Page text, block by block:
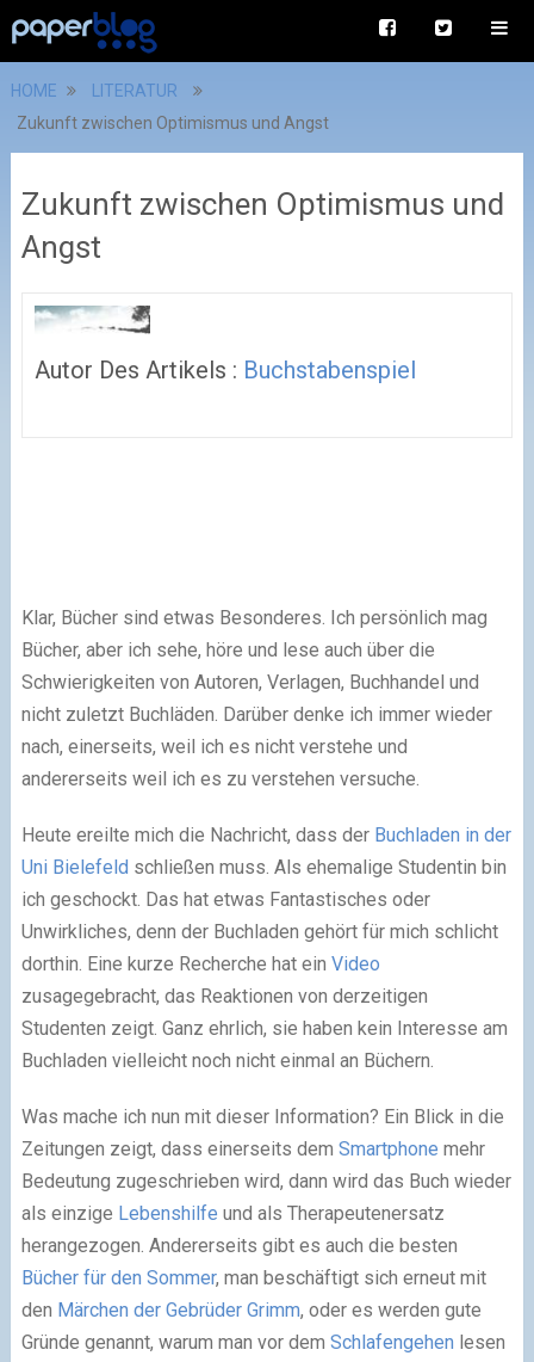
HOME
LITERATUR
Zukunft zwischen Optimismus und Angst
Zukunft zwischen Optimismus und
Angst
Autor Des Artikels : Buchstabenspiel
Klar, Bücher sind etwas Besonderes. Ich persönlich mag
Bücher, aber ich sehe, höre und lese auch über die
Schwierigkeiten von Autoren, Verlagen, Buchhandel und
nicht zuletzt Buchläden. Darüber denke ich immer wieder
nach, einerseits, weil ich es nicht verstehe und
andererseits weil ich es zu verstehen versuche.
Heute ereilte mich die Nachricht, dass der Buchladen in der
Uni Bielefeld schließen muss. Als ehemalige Studentin bin
ich geschockt. Das hat etwas Fantastisches oder
Unwirkliches, denn der Buchladen gehört für mich schlicht
dorthin. Eine kurze Recherche hat ein Video
zusagegebracht, das Reaktionen von derzeitigen
Studenten zeigt. Ganz ehrlich, sie haben kein Interesse am
Buchladen vielleicht noch nicht einmal an Büchern.
Was mache ich nun mit dieser Information? Ein Blick in die
Zeitungen zeigt, dass einerseits dem Smartphone mehr
Bedeutung zugeschrieben wird, dann wird das Buch wieder
als einzige Lebenshilfe und als Therapeutenersatz
herangezogen. Andererseits gibt es auch die besten
Bücher für den Sommer, man beschäftigt sich erneut mit
den Märchen der Gebrüder Grimm, oder es werden gute
Gründe genannt, warum man vor dem Schlafengehen lesen